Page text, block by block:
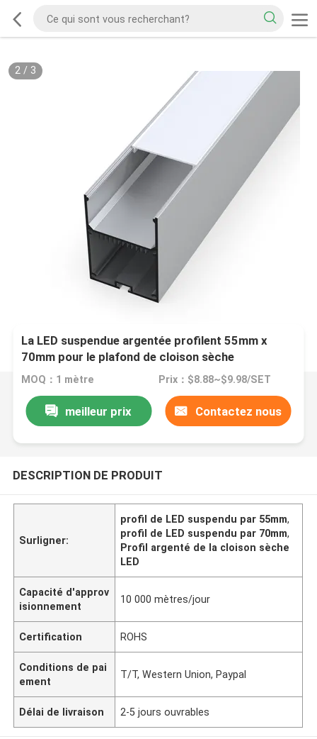
2/ 3
La LED suspendue argentée profilent 55mm x
70mm pour le plafond de cloison sèche
MOQ：1 mètre Prix：$8.88~$9.98/SET
meilleur prix Contactez nous
DESCRIPTION DE PRODUIT
Surligner:
profil de LED suspendu par 55mm,
profil de LED suspendu par 70mm,
Profil argenté de la cloison sèche
LED
Capacité d'approv
isionnement
10 000 mètres/jour
Certification ROHS
Conditions de pai
ement
T/T, Western Union, Paypal
Délai de livraison 2-5 jours ouvrables